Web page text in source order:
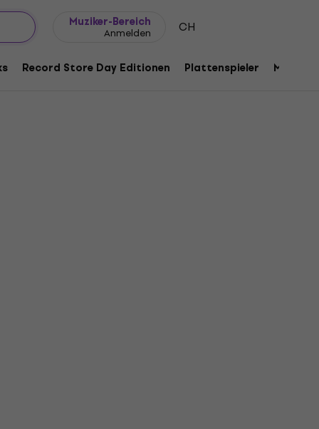
Muziker-Bereich
Anmelden CH
Record Store Day Editionen Plattenspieler Musik